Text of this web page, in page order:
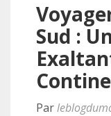
Sud :
Par